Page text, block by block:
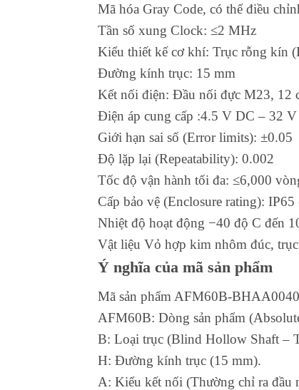
Mã hóa Gray Code, có thể điều
Tần số xung Clock: ≤2 MHz
Kiểu thiết kế cơ khí: Trục rỗng kín
Đường kính trục: 15 mm
Kết nối điện: Đầu nối đực M23, 12
Điện áp cung cấp :4.5 V DC – 32
Giới hạn sai số (Error limits): ±0.05
Độ lặp lại (Repeatability): 0.002
Tốc độ vận hành tối đa: ≤6,000
Cấp bảo vệ (Enclosure rating):
Nhiệt độ hoạt động −40 độ C đến
Vật liệu Vỏ hợp kim nhôm đúc,
Ý nghĩa của mã sản phẩm
Mã sản phẩm AFM60B-
AFM60B: Dòng sản phẩm
B: Loại trục (Blind Hollow Shaft –
H: Đường kính trục (15 mm).
A: Kiểu kết nối (Thường chỉ ra đầu